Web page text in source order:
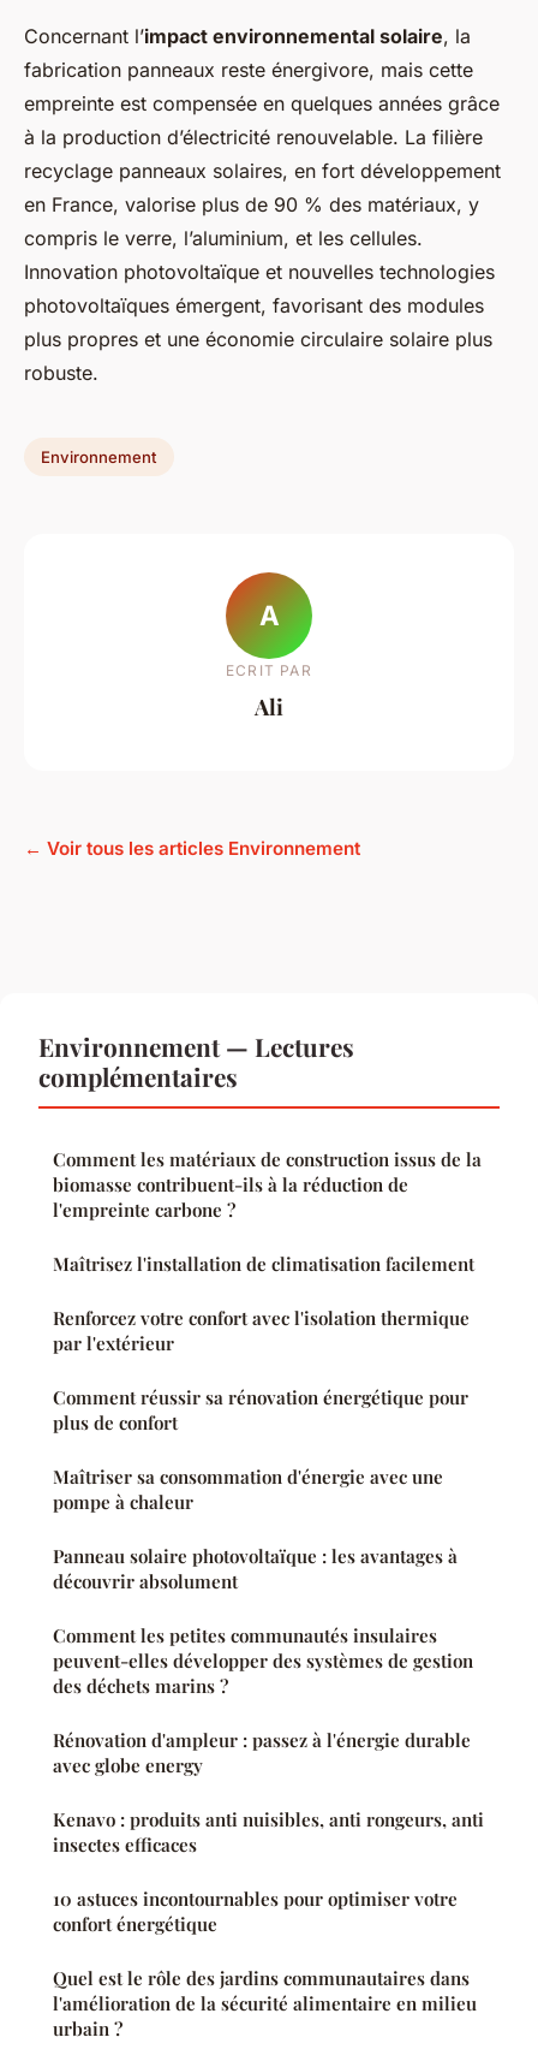
Concernant l’impact environnemental solaire, la
fabrication panneaux reste énergivore, mais cette
empreinte est compensée en quelques années grâce
à la production d’électricité renouvelable. La filière
recyclage panneaux solaires, en fort développement
en France, valorise plus de 90 % des matériaux, y
compris le verre, l’aluminium, et les cellules.
Innovation photovoltaïque et nouvelles technologies
photovoltaïques émergent, favorisant des modules
plus propres et une économie circulaire solaire plus
robuste.
Environnement
A
ECRIT PAR
Ali
← Voir tous les articles Environnement
Environnement — Lectures
complémentaires
Comment les matériaux de construction issus de la
biomasse contribuent-ils à la réduction de
l'empreinte carbone ?
Maîtrisez l'installation de climatisation facilement
Renforcez votre confort avec l'isolation thermique
par l'extérieur
Comment réussir sa rénovation énergétique pour
plus de confort
Maîtriser sa consommation d'énergie avec une
pompe à chaleur
Panneau solaire photovoltaïque : les avantages à
découvrir absolument
Comment les petites communautés insulaires
peuvent-elles développer des systèmes de gestion
des déchets marins ?
Rénovation d'ampleur : passez à l'énergie durable
avec globe energy
Kenavo : produits anti nuisibles, anti rongeurs, anti
insectes efficaces
10 astuces incontournables pour optimiser votre
confort énergétique
Quel est le rôle des jardins communautaires dans
l'amélioration de la sécurité alimentaire en milieu
urbain ?